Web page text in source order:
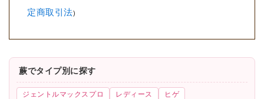
定商取引法)
蕨でタイプ別に探す
ジェントルマックスプロ レディース ヒゲ